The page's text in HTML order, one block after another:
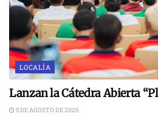
LOCALÍA
Lanzan la Cátedra Abierta
5 DE AGOSTO DE 2026